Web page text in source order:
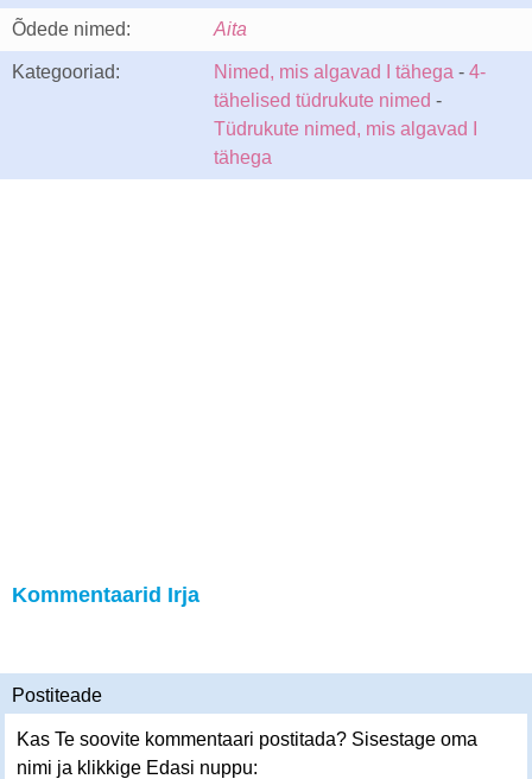
Õdede nimed: Aita
Kategooriad: Nimed, mis algavad I tähega - 4-
tähelised tüdrukute nimed -
Tüdrukute nimed, mis algavad I
tähega
Kommentaarid Irja
Postiteade
Kas Te soovite kommentaari postitada? Sisestage oma
nimi ja klikkige Edasi nuppu: